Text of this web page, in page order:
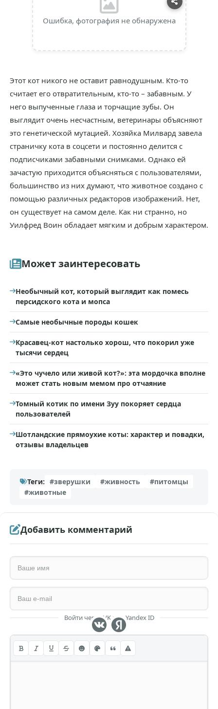
Ошибка, фотография не обнаружена
Этот кот никого не оставит равнодушным. Кто-то
считает его отвратительным, кто-то – забавным. У
него выпученные глаза и торчащие зубы. Он
выглядит очень несчастным, ветеринары объясняют
это генетической мутацией. Хозяйка Милвард завела
страничку кота в соцсети и постоянно делится с
подписчиками забавными снимками. Однако ей
зачастую приходится объясняться с пользователями,
большинство из них думают, что животное создано с
помощью различных редакторов изображений. Нет,
он существует на самом деле. Как ни странно, но
Уилфред Воин обладает мягким и добрым характером.
Может заинтересовать
Необычный кот, который выглядит как помесь
персидского кота и мопса
Самые необычные породы кошек
Красавец-кот настолько хорош, что покорил уже
тысячи сердец
«Это чучело или живой кот?»: эта мордочка вполне
может стать новым мемом про отчаяние
Томный котик по имени Зуу покоряет сердца
пользователей
Шотландские прямоухие коты: характер и повадки,
отзывы владельцев
Теги: #зверушки #живность
#питомцы
#животные
Добавить комментарий
Войти через VK или Yandex ID